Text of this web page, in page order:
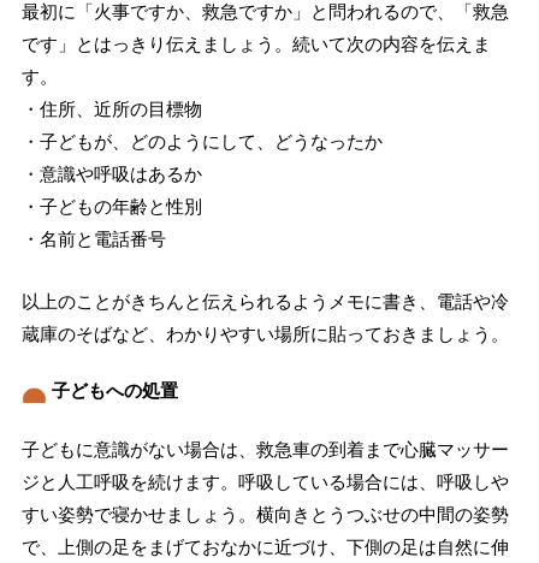
最初に「火事ですか、救急ですか」と問われるので、「救急
です」とはっきり伝えましょう。続いて次の内容を伝えま
す。
・住所、近所の目標物
・子どもが、どのようにして、どうなったか
・意識や呼吸はあるか
・子どもの年齢と性別
・名前と電話番号
以上のことがきちんと伝えられるようメモに書き、電話や冷
蔵庫のそばなど、わかりやすい場所に貼っておきましょう。
子どもへの処置
子どもに意識がない場合は、救急車の到着まで心臓マッサー
ジと人工呼吸を続けます。呼吸している場合には、呼吸しや
すい姿勢で寝かせましょう。横向きとうつぶせの中間の姿勢
で、上側の足をまげておなかに近づけ、下側の足は自然に伸